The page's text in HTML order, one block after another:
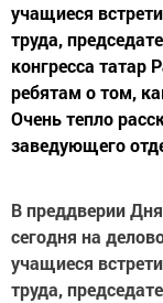
учащиеся
труда,
конгресса татар
ребятам о том,
Очень тепло
заведующего
В преддверии
сегодня на
учащиеся
труда,